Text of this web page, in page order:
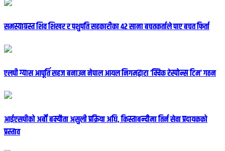
समस्याग्रस्त शिव शिखर र पशुपति सहकारीका ४२ साना बचतकर्ताले पाए बचत फिर्ता
एलपी ग्यास आपूर्ति सहज बनाउन नेपाल आयल निगमद्वारा ‘क्विक रेस्पोन्स टिम’ गठन
आईएसपीको अर्बौं बक्यौता असुली प्रक्रिया अघि, किस्ताबन्दीमा तिर्न सेवा प्रदायकको
प्रस्ताव